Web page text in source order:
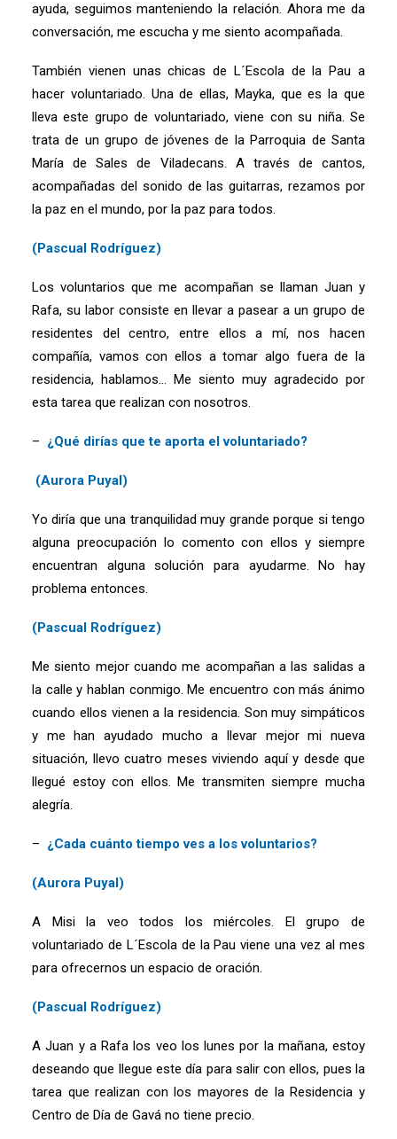
ayuda, seguimos manteniendo la relación. Ahora me da
conversación, me escucha y me siento acompañada.
También vienen unas chicas de L´Escola de la Pau a
hacer voluntariado. Una de ellas, Mayka, que es la que
lleva este grupo de voluntariado, viene con su niña. Se
trata de un grupo de jóvenes de la Parroquia de Santa
María de Sales de Viladecans. A través de cantos,
acompañadas del sonido de las guitarras, rezamos por
la paz en el mundo, por la paz para todos.
(Pascual Rodríguez)
Los voluntarios que me acompañan se llaman Juan y
Rafa, su labor consiste en llevar a pasear a un grupo de
residentes del centro, entre ellos a mí, nos hacen
compañía, vamos con ellos a tomar algo fuera de la
residencia, hablamos… Me siento muy agradecido por
esta tarea que realizan con nosotros.
– ¿Qué dirías que te aporta el voluntariado?
(Aurora Puyal)
Yo diría que una tranquilidad muy grande porque si tengo
alguna preocupación lo comento con ellos y siempre
encuentran alguna solución para ayudarme. No hay
problema entonces.
(Pascual Rodríguez)
Me siento mejor cuando me acompañan a las salidas a
la calle y hablan conmigo. Me encuentro con más ánimo
cuando ellos vienen a la residencia. Son muy simpáticos
y me han ayudado mucho a llevar mejor mi nueva
situación, llevo cuatro meses viviendo aquí y desde que
llegué estoy con ellos. Me transmiten siempre mucha
alegría.
– ¿Cada cuánto tiempo ves a los voluntarios?
(Aurora Puyal)
A Misi la veo todos los miércoles. El grupo de
voluntariado de L´Escola de la Pau viene una vez al mes
para ofrecernos un espacio de oración.
(Pascual Rodríguez)
A Juan y a Rafa los veo los lunes por la mañana, estoy
deseando que llegue este día para salir con ellos, pues la
tarea que realizan con los mayores de la Residencia y
Centro de Día de Gavá no tiene precio.